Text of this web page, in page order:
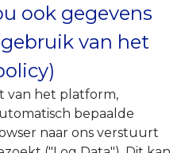
ook gegevens
van het
van het platform,
bepaalde
naar ons verstuurt